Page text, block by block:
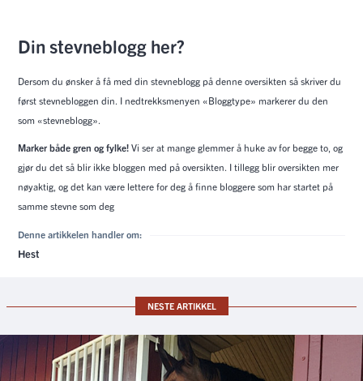
Din stevneblogg her?
Dersom du ønsker å få med din stevneblogg på denne oversikten så skriver du
først stevnebloggen din. I nedtrekksmenyen «Bloggtype» markerer du den
som «stevneblogg».
Marker både gren og fylke! Vi ser at mange glemmer å huke av for begge to, og
gjør du det så blir ikke bloggen med på oversikten. I tillegg blir oversikten mer
nøyaktig, og det kan være lettere for deg å finne bloggere som har startet på
samme stevne som deg
Denne artikkelen handler om:
Hest
NESTE ARTIKKEL